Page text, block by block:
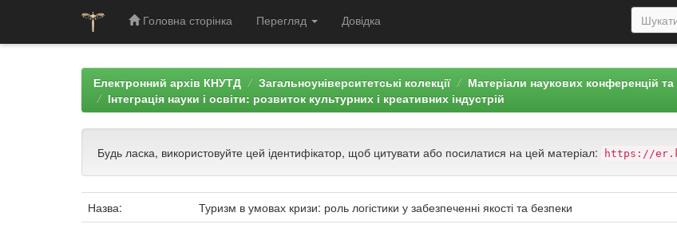
Головна сторінка Перегляд Довідка
Електронний архів КНУТД Загальноуніверситетські колекції Матеріали наукових конференцій
Інтеграція науки і освіти: розвиток культурних і креативних індустрій
Будь ласка, використовуйте цей ідентифікатор, щоб цитувати або посилатися на цей матеріал: https://
Назва:
Туризм в умовах кризи: роль логістики у забезпеченні якості та безпеки